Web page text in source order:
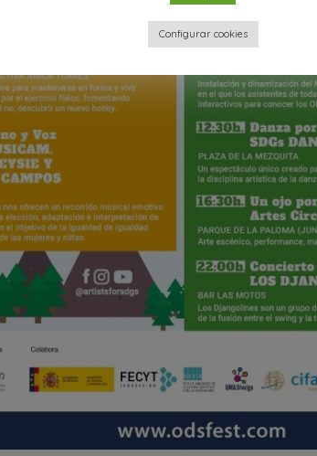
Configurar cookies